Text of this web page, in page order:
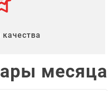
качества
месяца